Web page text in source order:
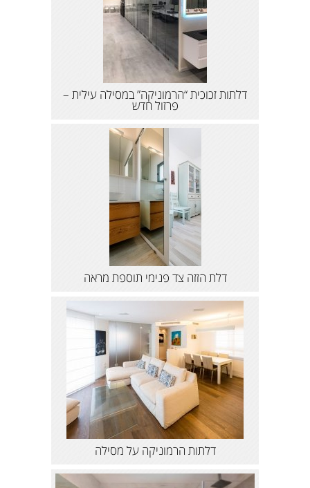
דלתות זכוכית “הרמוניקה” במסילה עילית –
פרזול חדש
דלת הזזה צד פנימי תוספת מראה
דלתות הרמוניקה על מסילה